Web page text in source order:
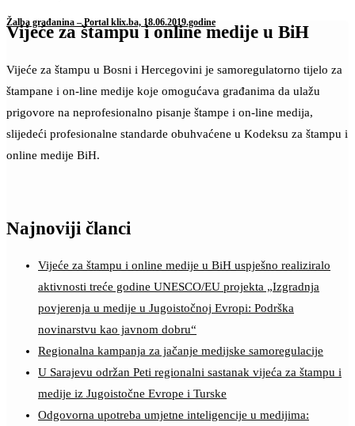
Žalba građanina – Portal klix.ba, 18.06.2019.godine
Vijeće za štampu i online medije u BiH
Vijeće za štampu u Bosni i Hercegovini je samoregulatorno tijelo za
štampane i on-line medije koje omogućava građanima da ulažu
prigovore na neprofesionalno pisanje štampe i on-line medija,
slijedeći profesionalne standarde obuhvaćene u Kodeksu za štampu i
online medije BiH.
Najnoviji članci
Vijeće za štampu i online medije u BiH uspješno realiziralo
aktivnosti treće godine UNESCO/EU projekta „Izgradnja
povjerenja u medije u Jugoistočnoj Evropi: Podrška
novinarstvu kao javnom dobru“
Regionalna kampanja za jačanje medijske samoregulacije
U Sarajevu održan Peti regionalni sastanak vijeća za štampu i
medije iz Jugoistočne Evrope i Turske
Odgovorna upotreba umjetne inteligencije u medijima: